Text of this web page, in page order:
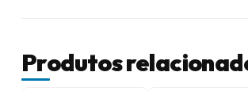
Produtos